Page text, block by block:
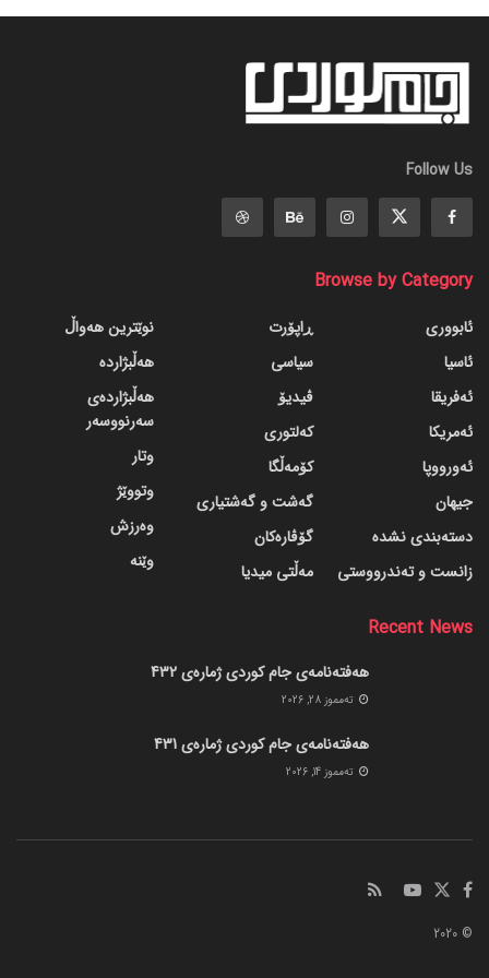
Follow Us
Browse by Category
ئابووری
ئاسیا
ئەفریقا
ئەمریکا
ئەورووپا
جیهان
دسته‌بندی نشده
زانست و تەندرووستی
ڕاپۆرت
سیاسی
ڤیدیۆ
کەلتوری
کۆمەڵگا
گه‌شت و گه‌شتیاری
گۆڤاره‌کان
مەڵتی میدیا
نوێترین هەواڵ
هەڵبژاردە
هەڵبژاردەی
سەرنووسەر
وتار
وتووێژ
وەرزش
وێنە
Recent News
هەفتەنامەی جام کوردی ژمارەی 432
ته‌مموز 28, 2026
هەفتەنامەی جام کوردی ژمارەی 431
ته‌مموز 14, 2026
© 2020